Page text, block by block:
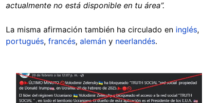
actualmente no está disponible en tu área”.
La misma afirmación también ha circulado en inglés,
portugués, francés, alemán y neerlandés.
Image